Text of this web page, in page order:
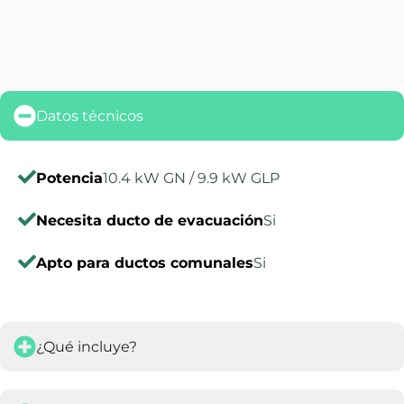
Datos técnicos
Potencia10.4 kW GN / 9.9 kW GLP
Necesita ducto de evacuaciónSi
Apto para ductos comunalesSi
¿Qué incluye?